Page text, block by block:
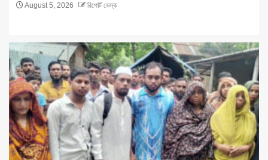
August 5, 2026 রিপোর্ট ডেস্ক